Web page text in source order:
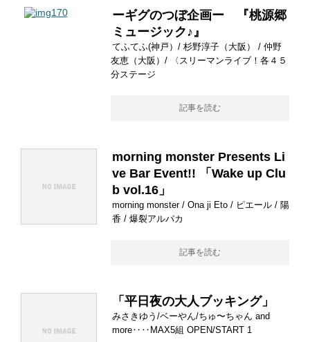
ーギグのつぼ企画ー 『桃源郷
ミュージック♪』
てふてふ(神戸）/ 杉野淳子（大阪） / 仲野
友恵（大阪）/ 〈スリーマンライブ！各４５
分ステージ
記事を読む
morning monster Presents Li
ve Bar Event!! 「Wake up Clu
b vol.16」
morning monster / Ona ji Eto / ピエール / 陽
香 / 爆裂アルパカ
記事を読む
「平日夜の大人ブッキング」
みさきゆう/ベーやん/ちゅ〜ちゃん and
more‥‥MAX5組 OPEN/START 1